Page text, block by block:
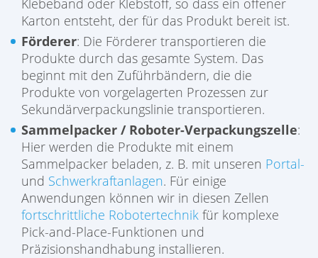
Karton entsteht, der für das Produkt bereit ist.
Förderer: Die Förderer transportieren die
Produkte durch das gesamte System. Das
beginnt mit den Zuführbändern, die die
Produkte von vorgelagerten Prozessen zur
Sekundärverpackungslinie transportieren.
Sammelpacker / Roboter-Verpackungszelle:
Hier werden die Produkte mit einem
Sammelpacker beladen, z. B. mit unseren Portal-
und Schwerkraftanlagen. Für einige
Anwendungen können wir in diesen Zellen
fortschrittliche Robotertechnik für komplexe
Pick-and-Place-Funktionen und
Präzisionshandhabung installieren.